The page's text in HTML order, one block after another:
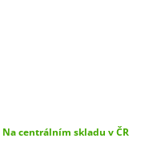
Na centrálním skladu v ČR